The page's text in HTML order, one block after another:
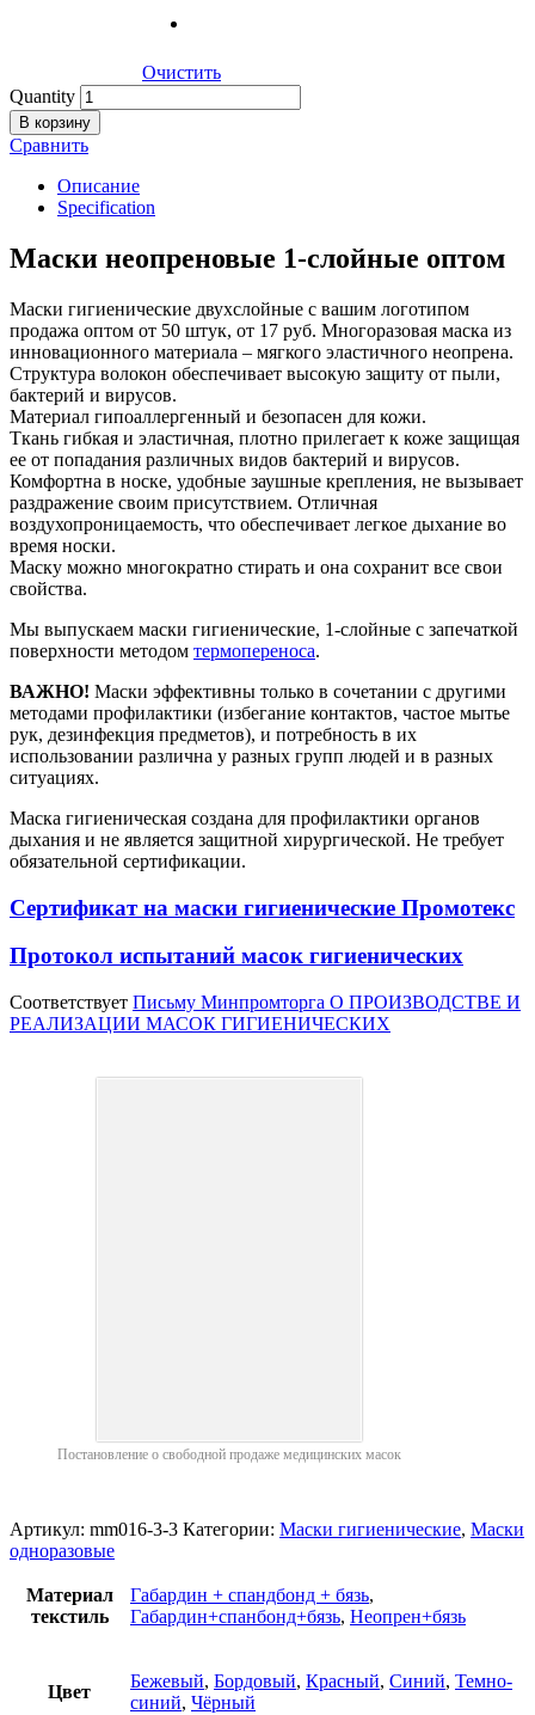
Очистить
Quantity
В корзину
Сравнить
Описание
Specification
Маски неопреновые 1-слойные оптом
Маски гигиенические двухслойные с вашим логотипом
продажа оптом от 50 штук, от 17 руб. Многоразовая маска из
инновационного материала – мягкого эластичного неопрена.
Структура волокон обеспечивает высокую защиту от пыли,
бактерий и вирусов.
Материал гипоаллергенный и безопасен для кожи.
Ткань гибкая и эластичная, плотно прилегает к коже защищая
ее от попадания различных видов бактерий и вирусов.
Комфортна в носке, удобные заушные крепления, не вызывает
раздражение своим присутствием. Отличная
воздухопроницаемость, что обеспечивает легкое дыхание во
время носки.
Маску можно многократно стирать и она сохранит все свои
свойства.
Мы выпускаем маски гигиенические, 1-слойные с запечаткой
поверхности методом термопереноса.
ВАЖНО! Маски эффективны только в сочетании с другими
методами профилактики (избегание контактов, частое мытье
рук, дезинфекция предметов), и потребность в их
использовании различна у разных групп людей и в разных
ситуациях.
Маска гигиеническая создана для профилактики органов
дыхания и не является защитной хирургической. Не требует
обязательной сертификации.
Сертификат на маски гигиенические Промотекс
Протокол испытаний масок гигиенических
Соответствует Письму Минпромторга О ПРОИЗВОДСТВЕ И
РЕАЛИЗАЦИИ МАСОК ГИГИЕНИЧЕСКИХ
Постановление о свободной продаже медицинских масок
Артикул: mm016-3-3 Категории: Маски гигиенические, Маски
одноразовые
Материал
текстиль
Габардин + спандбонд + бязь,
Габардин+спанбонд+бязь, Неопрен+бязь
Цвет
Бежевый, Бордовый, Красный, Синий, Темно-
синий, Чёрный